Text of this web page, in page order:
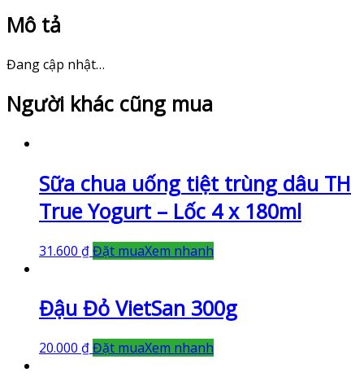
Mô tả
Đang cập nhật…
Người khác cũng mua
Sữa chua uống tiệt trùng dâu TH
True Yogurt – Lốc 4 x 180ml
31.600 ₫Đặt muaXem nhanh
Đậu Đỏ VietSan 300g
20.000 ₫Đặt muaXem nhanh